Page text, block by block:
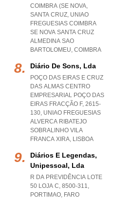
COIMBRA (SE NOVA,
SANTA CRUZ, UNIAO
FREGUESIAS COIMBRA
SE NOVA SANTA CRUZ
ALMEDINA SAO
BARTOLOMEU, COIMBRA
Diário De Sons, Lda
POÇO DAS EIRAS E CRUZ
DAS ALMAS CENTRO
EMPRESARIAL POÇO DAS
EIRAS FRACÇÃO F, 2615-
130, UNIAO FREGUESIAS
ALVERCA RIBATEJO
SOBRALINHO VILA
FRANCA XIRA, LISBOA
Diários E Legendas,
Unipessoal, Lda
R DA PREVIDÊNCIA LOTE
50 LOJA C, 8500-311,
PORTIMAO, FARO